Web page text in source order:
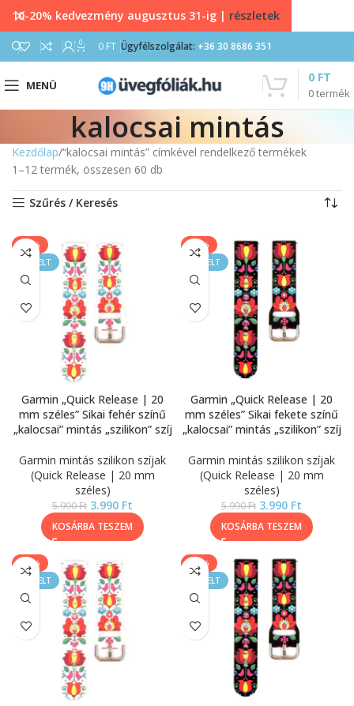
0 0 FT Ügyfélszolgálat: +36 30 8686 351
MENÜ
0termék
0 FT
kalocsai mintás
Kezdőlap “kalocsai mintás” címkével rendelkező termékek
1–12 termék, összesen 60 db
Szűrés / Keresés
-33%
KIEMELT
Garmin „Quick Release | 20
mm széles” Sikai fehér színű
„kalocsai” mintás „szilikon” szíj
Garmin mintás szilikon szíjak
(Quick Release | 20 mm
széles)
5.990Ft 3.990 Ft
KOSÁRBA TESZEM
-33%
KIEMELT
Garmin „Quick Release | 20
mm széles” Sikai fekete színű
„kalocsai” mintás „szilikon” szíj
Garmin mintás szilikon szíjak
(Quick Release | 20 mm
széles)
5.990Ft 3.990 Ft
KOSÁRBA TESZEM
-33%
KIEMELT
-33%
KIEMELT
10-20% kedvezmény augusztus 31-ig | részletek